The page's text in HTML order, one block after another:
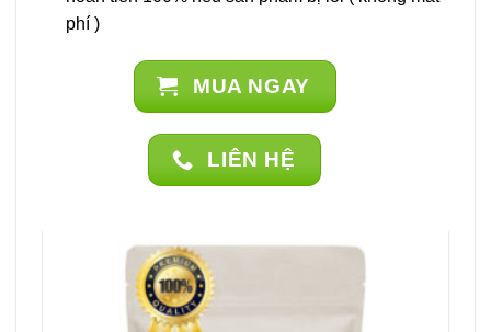
phí )
MUA NGAY
LIÊN HỆ